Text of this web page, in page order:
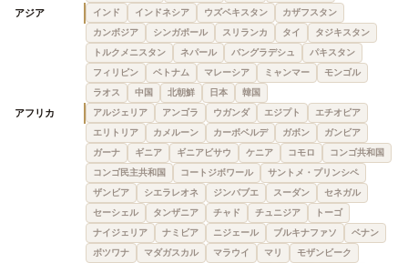
アジア インド インドネシア ウズベキスタン
カザフスタン
カンボジア
シンガポール スリランカ タイ
タジキスタン
トルクメニスタン
ネパール バングラデシュ
パキスタン
フィリピン
ベトナム マレーシア ミャンマー
モンゴル
ラオス
中国 北朝鮮 日本 韓国
アフリカ アルジェリア アンゴラ ウガンダ エジプト
エチオピア
エリトリア
カメルーン カーボベルデ ガボン
ガンビア
ガーナ
ギニア ギニアビサウ ケニア コモロ
コンゴ共和国
コンゴ民主共和国
コートジボワール
サントメ・プリンシペ
ザンビア
シエラレオネ ジンバブエ スーダン
セネガル
セーシェル
タンザニア チャド チュニジア
トーゴ
ナイジェリア
ナミビア ニジェール ブルキナファソ
ベナン
ボツワナ
マダガスカル マラウイ マリ
モザンビーク